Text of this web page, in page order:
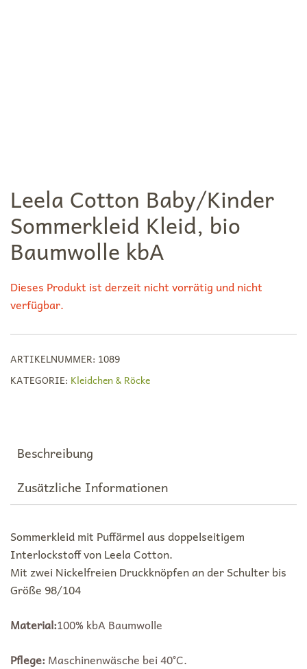
Leela Cotton Baby/Kinder
Sommerkleid Kleid, bio
Baumwolle kbA
Dieses Produkt ist derzeit nicht vorrätig und nicht
verfügbar.
ARTIKELNUMMER: 1089
KATEGORIE: Kleidchen & Röcke
Beschreibung
Zusätzliche Informationen
Sommerkleid mit Puffärmel aus doppelseitigem
Interlockstoff von Leela Cotton.
Mit zwei Nickelfreien Druckknöpfen an der Schulter bis
Größe 98/104
Material:100% kbA Baumwolle
Pflege:Maschinenwäsche bei 40°C.